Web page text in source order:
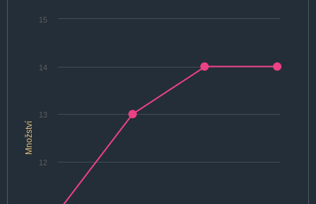
Množství
12
13
14
15